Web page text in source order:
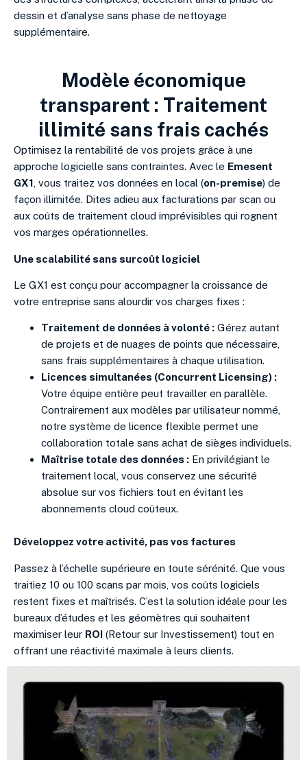
dessin et d’analyse sans phase de nettoyage
supplémentaire.
Modèle économique
transparent : Traitement
illimité sans frais cachés
Optimisez la rentabilité de vos projets grâce à une
approche logicielle sans contraintes. Avec le Emesent
GX1 , vous traitez vos données en local (on-premise) de
façon illimitée. Dites adieu aux facturations par scan ou
aux coûts de traitement cloud imprévisibles qui rognent
vos marges opérationnelles.
Une scalabilité sans surcoût logiciel
Le GX1 est conçu pour accompagner la croissance de
votre entreprise sans alourdir vos charges fixes :
Traitement de données à volonté : Gérez autant
de projets et de nuages de points que nécessaire,
sans frais supplémentaires à chaque utilisation.
Licences simultanées (Concurrent Licensing) :
Votre équipe entière peut travailler en parallèle.
Contrairement aux modèles par utilisateur nommé,
notre système de licence flexible permet une
collaboration totale sans achat de sièges individuels.
Maîtrise totale des données : En privilégiant le
traitement local, vous conservez une sécurité
absolue sur vos fichiers tout en évitant les
abonnements cloud coûteux.
Développez votre activité, pas vos factures
Passez à l’échelle supérieure en toute sérénité. Que vous
traitiez 10 ou 100 scans par mois, vos coûts logiciels
restent fixes et maîtrisés. C’est la solution idéale pour les
bureaux d’études et les géomètres qui souhaitent
maximiser leur ROI (Retour sur Investissement) tout en
offrant une réactivité maximale à leurs clients.